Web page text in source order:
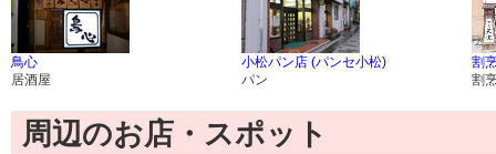
鳥心
居酒屋
小松パン店 (パンセ小松)
パン
割
割
周辺のお店・スポット